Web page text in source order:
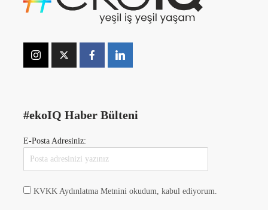
#ekoIQ Haber Bülteni
E-Posta Adresiniz:
KVKK Aydınlatma Metnini okudum, kabul ediyorum.